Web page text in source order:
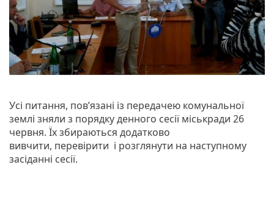
Усі питання, пов’язані із передачею комунальної
землі зняли з порядку денного сесії міськради 26
червня. Їх збираються додатково
вивчити, перевірити і розглянути на наступному
засіданні сесії.